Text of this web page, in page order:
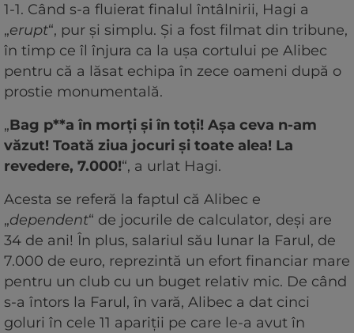
1-1. Când s-a fluierat finalul întâlnirii, Hagi a
„erupt“, pur și simplu. Și a fost filmat din tribune,
în timp ce îl înjura ca la ușa cortului pe Alibec
pentru că a lăsat echipa în zece oameni după o
prostie monumentală.
„Bag p**a în morți și în toți! Așa ceva n-am
văzut! Toată ziua jocuri și toate alea! La
revedere, 7.000!“, a urlat Hagi.
Acesta se referă la faptul că Alibec e
„dependent“ de jocurile de calculator, deși are
34 de ani! În plus, salariul său lunar la Farul, de
7.000 de euro, reprezintă un efort financiar mare
pentru un club cu un buget relativ mic. De când
s-a întors la Farul, în vară, Alibec a dat cinci
goluri în cele 11 apariții pe care le-a avut în